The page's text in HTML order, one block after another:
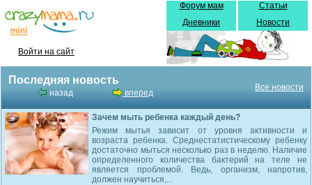
Войти на сайт
Форум мам
Дневники
Статьи
Новости
Последняя новость
назад вперед
Все новости
Зачем мыть ребенка каждый день?
Режим мытья зависит от уровня активности и
возраста ребенка. Среднестатистическому ребенку
достаточно мыться несколько раз в неделю. Наличие
определенного количества бактерий на теле не
является проблемой. Ведь, организм, напротив,
должен научиться,...